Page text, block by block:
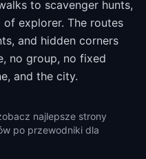
to scavenger hunts,
explorer. The routes
and hidden corners
no group, no fixed
and the city.
najlepsze strony
po przewodniki dla